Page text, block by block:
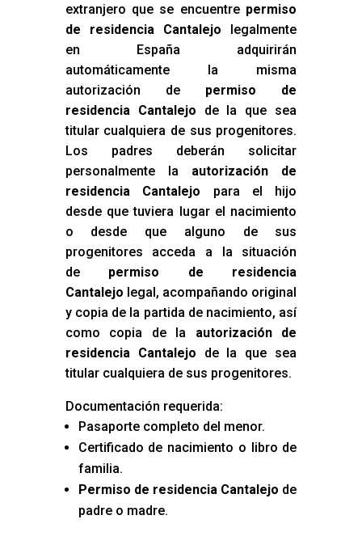
extranjero que se encuentre permiso
de residencia Cantalejo legalmente
en España adquirirán
automáticamente la misma
autorización de permiso de
residencia Cantalejo de la que sea
titular cualquiera de sus progenitores.
Los padres deberán solicitar
personalmente la autorización de
residencia Cantalejo para el hijo
desde que tuviera lugar el nacimiento
o desde que alguno de sus
progenitores acceda a la situación
de permiso de residencia
Cantalejo legal, acompañando original
y copia de la partida de nacimiento, así
como copia de la autorización de
residencia Cantalejo de la que sea
titular cualquiera de sus progenitores.
Documentación requerida:
Pasaporte completo del menor.
Certificado de nacimiento o libro de
familia.
Permiso de residencia Cantalejo de
padre o madre.